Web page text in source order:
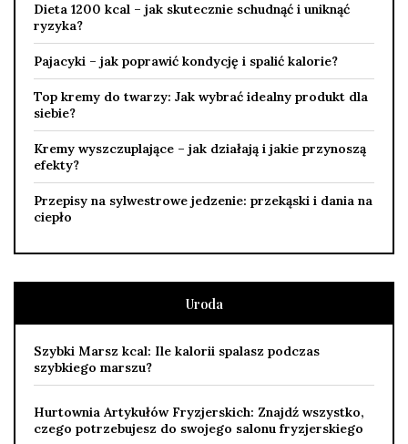
Dieta 1200 kcal – jak skutecznie schudnąć i uniknąć
ryzyka?
Pajacyki – jak poprawić kondycję i spalić kalorie?
Top kremy do twarzy: Jak wybrać idealny produkt dla
siebie?
Kremy wyszczuplające – jak działają i jakie przynoszą
efekty?
Przepisy na sylwestrowe jedzenie: przekąski i dania na
ciepło
Uroda
Szybki Marsz kcal: Ile kalorii spalasz podczas
szybkiego marszu?
Hurtownia Artykułów Fryzjerskich: Znajdź wszystko,
czego potrzebujesz do swojego salonu fryzjerskiego